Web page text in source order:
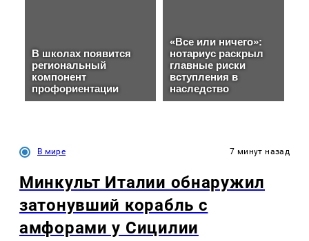
В мире 7 минут назад
Минкульт Италии обнаружил
затонувший корабль с
амфорами у Сицилии